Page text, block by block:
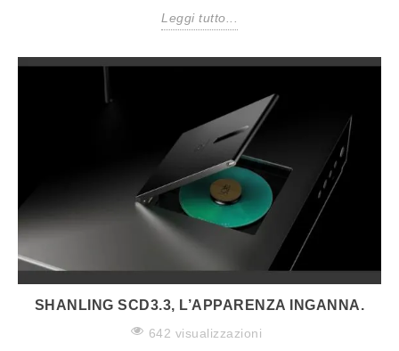
Leggi tutto...
SHANLING SCD3.3, L’APPARENZA INGANNA.
642 visualizzazioni